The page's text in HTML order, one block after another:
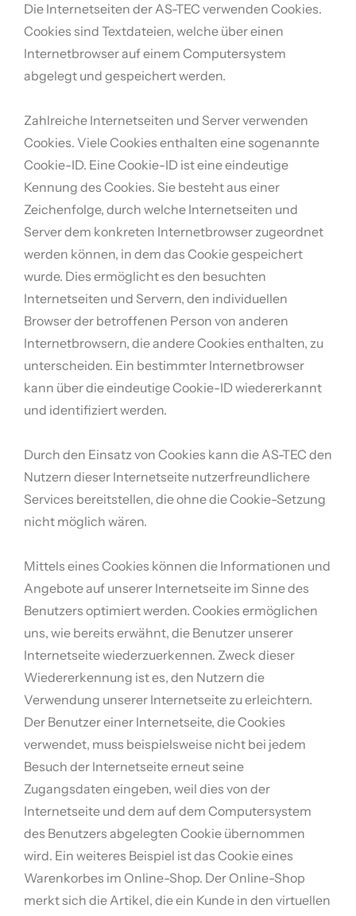
Die Internetseiten der AS-TEC verwenden Cookies.
Cookies sind Textdateien, welche über einen
Internetbrowser auf einem Computersystem
abgelegt und gespeichert werden.
Zahlreiche Internetseiten und Server verwenden
Cookies. Viele Cookies enthalten eine sogenannte
Cookie-ID. Eine Cookie-ID ist eine eindeutige
Kennung des Cookies. Sie besteht aus einer
Zeichenfolge, durch welche Internetseiten und
Server dem konkreten Internetbrowser zugeordnet
werden können, in dem das Cookie gespeichert
wurde. Dies ermöglicht es den besuchten
Internetseiten und Servern, den individuellen
Browser der betroffenen Person von anderen
Internetbrowsern, die andere Cookies enthalten, zu
unterscheiden. Ein bestimmter Internetbrowser
kann über die eindeutige Cookie-ID wiedererkannt
und identifiziert werden.
Durch den Einsatz von Cookies kann die AS-TEC den
Nutzern dieser Internetseite nutzerfreundlichere
Services bereitstellen, die ohne die Cookie-Setzung
nicht möglich wären.
Mittels eines Cookies können die Informationen und
Angebote auf unserer Internetseite im Sinne des
Benutzers optimiert werden. Cookies ermöglichen
uns, wie bereits erwähnt, die Benutzer unserer
Internetseite wiederzuerkennen. Zweck dieser
Wiedererkennung ist es, den Nutzern die
Verwendung unserer Internetseite zu erleichtern.
Der Benutzer einer Internetseite, die Cookies
verwendet, muss beispielsweise nicht bei jedem
Besuch der Internetseite erneut seine
Zugangsdaten eingeben, weil dies von der
Internetseite und dem auf dem Computersystem
des Benutzers abgelegten Cookie übernommen
wird. Ein weiteres Beispiel ist das Cookie eines
Warenkorbes im Online-Shop. Der Online-Shop
merkt sich die Artikel, die ein Kunde in den virtuellen